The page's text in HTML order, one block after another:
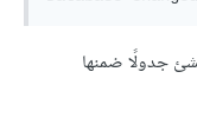
جدولًا ضمنها